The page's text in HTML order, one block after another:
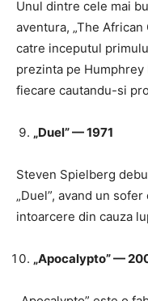
Unul dintre cele mai
aventura, „The
catre inceputul
prezinta pe
fiecare cautandu-si
„Duel” — 1971
Steven Spielberg
„Duel”, avand un
intoarcere din cauza
„Apocalypto” —